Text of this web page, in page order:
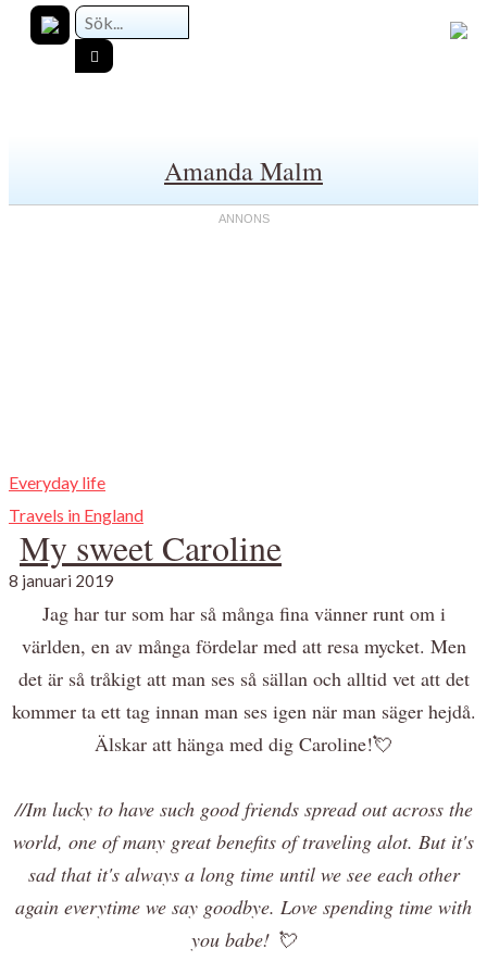
Amanda Malm
Everyday life
Travels in England
My sweet Caroline
8 januari 2019
Jag har tur som har så många fina vänner runt om i
världen, en av många fördelar med att resa mycket. Men
det är så tråkigt att man ses så sällan och alltid vet att det
kommer ta ett tag innan man ses igen när man säger hejdå.
Älskar att hänga med dig Caroline!💘
//Im lucky to have such good friends spread out across the
world, one of many great benefits of traveling alot. But it's
sad that it's always a long time until we see each other
again everytime we say goodbye. Love spending time with
you babe! 💘